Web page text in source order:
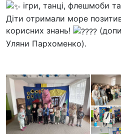
ігри, танці, флешмоби
Діти отримали море
корисних знань!
Уляни Пархоменко).